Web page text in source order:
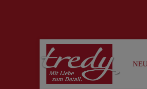
Zur Suche springen Zur Hauptnavigation